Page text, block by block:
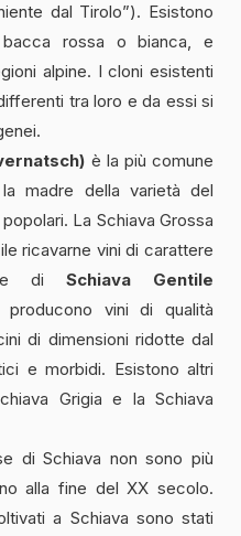
dal Tirolo”). Esistono
rossa o bianca, e
alpine. I cloni esistenti
tra loro e da essi si
è la più comune
madre della varietà del
La Schiava Grossa
ricavarne vini di carattere
di Schiava Gentile
vini di qualità
di dimensioni ridotte dal
e morbidi. Esistono altri
Grigia e la Schiava
di Schiava non sono più
alla fine del XX secolo.
​​a Schiava sono stati